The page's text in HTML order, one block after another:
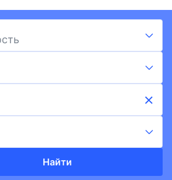
выбор новостроек от ПИК
₽ до 12,38 млн ₽ и площадью
от проверенного
на выгодных условиях: скидки и
инфраструктура и
Подберите
от ПИК на Выберу.ру.
Найти